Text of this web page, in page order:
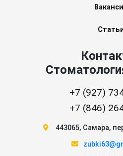
+7 (927)
+7 (846)
443065, Самара,